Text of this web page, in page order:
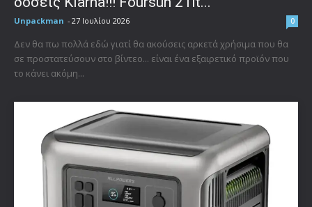
Unpackman - 27 Ιουλίου 2026 0
Δεν θα πω πολλά εδώ γιατί θα ακούσεις αρκετά χρήσιμα που θα
σε προστατεύσουν στο βίντεο... είναι ένα εξαιρετικό προϊόν που
το κάνει ακόμη...